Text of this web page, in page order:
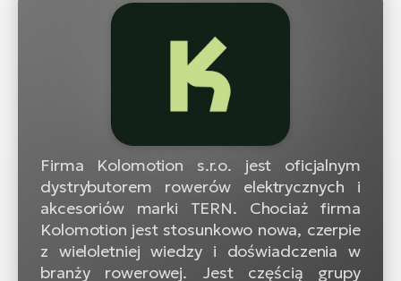
Firma Kolomotion s.r.o. jest oficjalnym
dystrybutorem rowerów elektrycznych i
akcesoriów marki TERN. Chociaż firma
Kolomotion jest stosunkowo nowa, czerpie
z wieloletniej wiedzy i doświadczenia w
branży rowerowej. Jest częścią grupy